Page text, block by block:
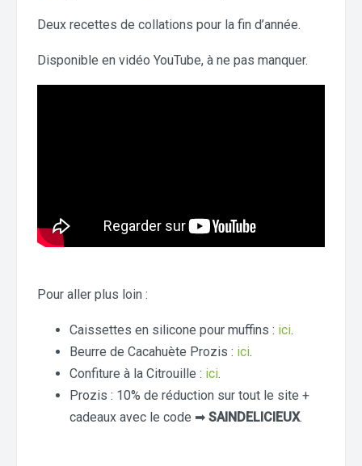
Deux recettes de collations pour la fin d’année.
Disponible en vidéo YouTube, à ne pas manquer.
Pour aller plus loin :
Caissettes en silicone pour muffins : ici.
Beurre de Cacahuète Prozis : ici.
Confiture à la Citrouille : ici.
Prozis : 10% de réduction sur tout le site +
cadeaux avec le code ➡ SAINDELICIEUX.